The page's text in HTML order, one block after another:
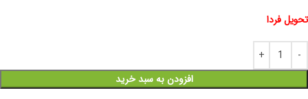
تحویل فردا
افزودن به سبد خرید